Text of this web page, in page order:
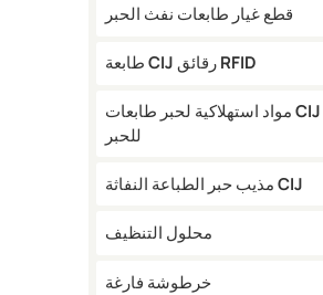
قطع غيار طابعات نفث الحبر
طابعة CIJ رقائق RFID
مواد استهلاكية لحبر طابعات CIJ النافثة
للحبر
مذيب حبر الطباعة النفاثة CIJ
محلول التنظيف
خرطوشة فارغة